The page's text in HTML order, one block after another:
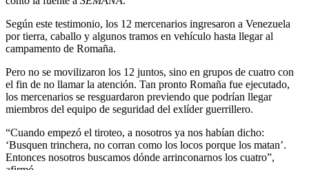
Según este testimonio, los 12 mercenarios ingresaron a Venezuela
por tierra, caballo y algunos tramos en vehículo hasta llegar al
campamento de Romaña.
Pero no se movilizaron los 12 juntos, sino en grupos de cuatro con
el fin de no llamar la atención. Tan pronto Romaña fue ejecutado,
los mercenarios se resguardaron previendo que podrían llegar
miembros del equipo de seguridad del exlíder guerrillero.
“Cuando empezó el tiroteo, a nosotros ya nos habían dicho:
‘Busquen trinchera, no corran como los locos porque los matan’.
Entonces nosotros buscamos dónde arrinconarnos los cuatro”,